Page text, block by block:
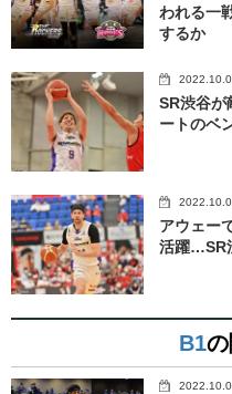
われる一
するか
SR渋谷
ートのベ
アウェー
活躍…SR
B1